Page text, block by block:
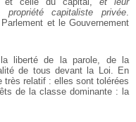
capitaliste privée
et le Gouvernement
la liberté de la parole, de la
de tous devant la Loi. En
très relatif : elles sont tolérées
de la classe dominante : la